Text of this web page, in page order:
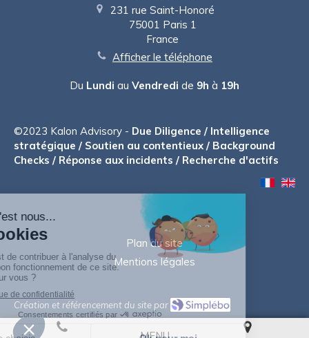
MENU
231 rue Saint-Honoré
75001 Paris 1
France
Afficher le téléphone
Du Lundi au Vendredi de 9h à 19h
©2023 Kalon Advisory - Due Diligence / Intelligence
stratégique / Soutien au contentieux / Background
Checks / Réponse aux incidents / Recherche d'actifs
Plan du site
Mentions légales
Création et référencement du site par